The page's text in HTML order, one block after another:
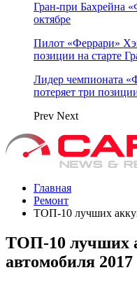
Гран‑при Бахрейна
октябре
Пилот «Феррари»
позиции на старте
Лидер чемпионата
потеряет три
Prev Next
Главная
Ремонт
ТОП-10 лучших
ТОП-10 лучших
автомобиля 2017